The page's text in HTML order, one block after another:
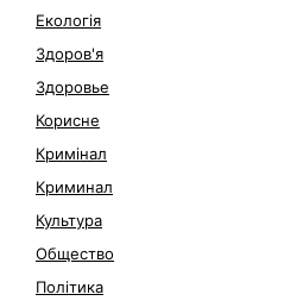
Екологія
Здоров'я
Здоровье
Корисне
Кримінал
Криминал
Культура
Общество
Політика